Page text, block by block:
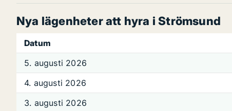
Nya lägenheter att hyra i Strömsund
Datum
5. augusti 2026
4. augusti 2026
3. augusti 2026